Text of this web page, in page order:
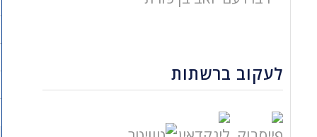
לעקוב ברשתות